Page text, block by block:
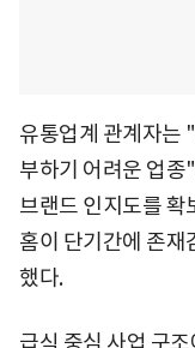
유통업계 관계자는
부하기 어려운 업
브랜드 인지도를 확
홈이 단기간에 존재
했다.